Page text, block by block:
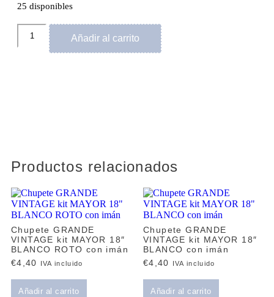
25 disponibles
Añadir al carrito
Productos relacionados
Chupete GRANDE
VINTAGE kit MAYOR 18″
BLANCO ROTO con imán
€4,40 IVA incluido
Añadir al carrito
Chupete GRANDE
VINTAGE kit MAYOR 18″
BLANCO con imán
€4,40 IVA incluido
Añadir al carrito